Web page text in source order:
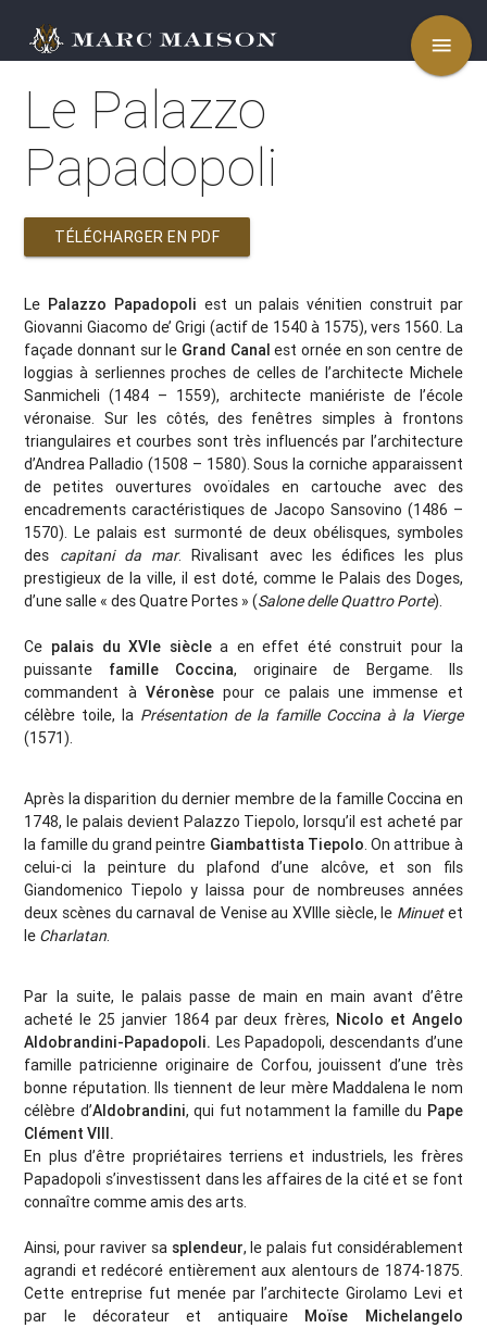
menu
Le Palazzo
Papadopoli
TÉLÉCHARGER EN PDF
Le Palazzo Papadopoli est un palais vénitien construit par
Giovanni Giacomo de’ Grigi (actif de 1540 à 1575), vers 1560. La
façade donnant sur le Grand Canal est ornée en son centre de
loggias à serliennes proches de celles de l’architecte Michele
Sanmicheli (1484 – 1559), architecte maniériste de l’école
véronaise. Sur les côtés, des fenêtres simples à frontons
triangulaires et courbes sont très influencés par l’architecture
d’Andrea Palladio (1508 – 1580). Sous la corniche apparaissent
de petites ouvertures ovoïdales en cartouche avec des
encadrements caractéristiques de Jacopo Sansovino (1486 –
1570). Le palais est surmonté de deux obélisques, symboles
des capitani da mar. Rivalisant avec les édifices les plus
prestigieux de la ville, il est doté, comme le Palais des Doges,
d’une salle « des Quatre Portes » (Salone delle Quattro Porte).
Ce palais du XVIe sièclea en effet été construit pour la
puissante famille Coccina, originaire de Bergame. Ils
commandent à Véronèsepour ce palais une immense et
célèbre toile, la Présentation de la famille Coccina à la Vierge
(1571).
Après la disparition du dernier membre de la famille Coccina en
1748, le palais devient Palazzo Tiepolo, lorsqu’il est acheté par
la famille du grand peintre Giambattista Tiepolo. On attribue à
celui-ci la peinture du plafond d’une alcôve, et son fils
Giandomenico Tiepolo y laissa pour de nombreuses années
deux scènes du carnaval de Venise au XVIIIe siècle, le Minuetet
le Charlatan.
Par la suite, le palais passe de main en main avant d’être
acheté le 25 janvier 1864 par deux frères, Nicolo et Angelo
Aldobrandini-Papadopoli. Les Papadopoli, descendants d’une
famille patricienne originaire de Corfou, jouissent d’une très
bonne réputation. Ils tiennent de leur mère Maddalena le nom
célèbre d’Aldobrandini, qui fut notamment la famille du Pape
Clément VIII.
En plus d’être propriétaires terriens et industriels, les frères
Papadopoli s’investissent dans les affaires de la cité et se font
connaître comme amis des arts.
Ainsi, pour raviver sa splendeur, le palais fut considérablement
agrandi et redécoré entièrement aux alentours de 1874-1875.
Cette entreprise fut menée par l’architecte Girolamo Levi et
par le décorateur et antiquaire Moïse Michelangelo